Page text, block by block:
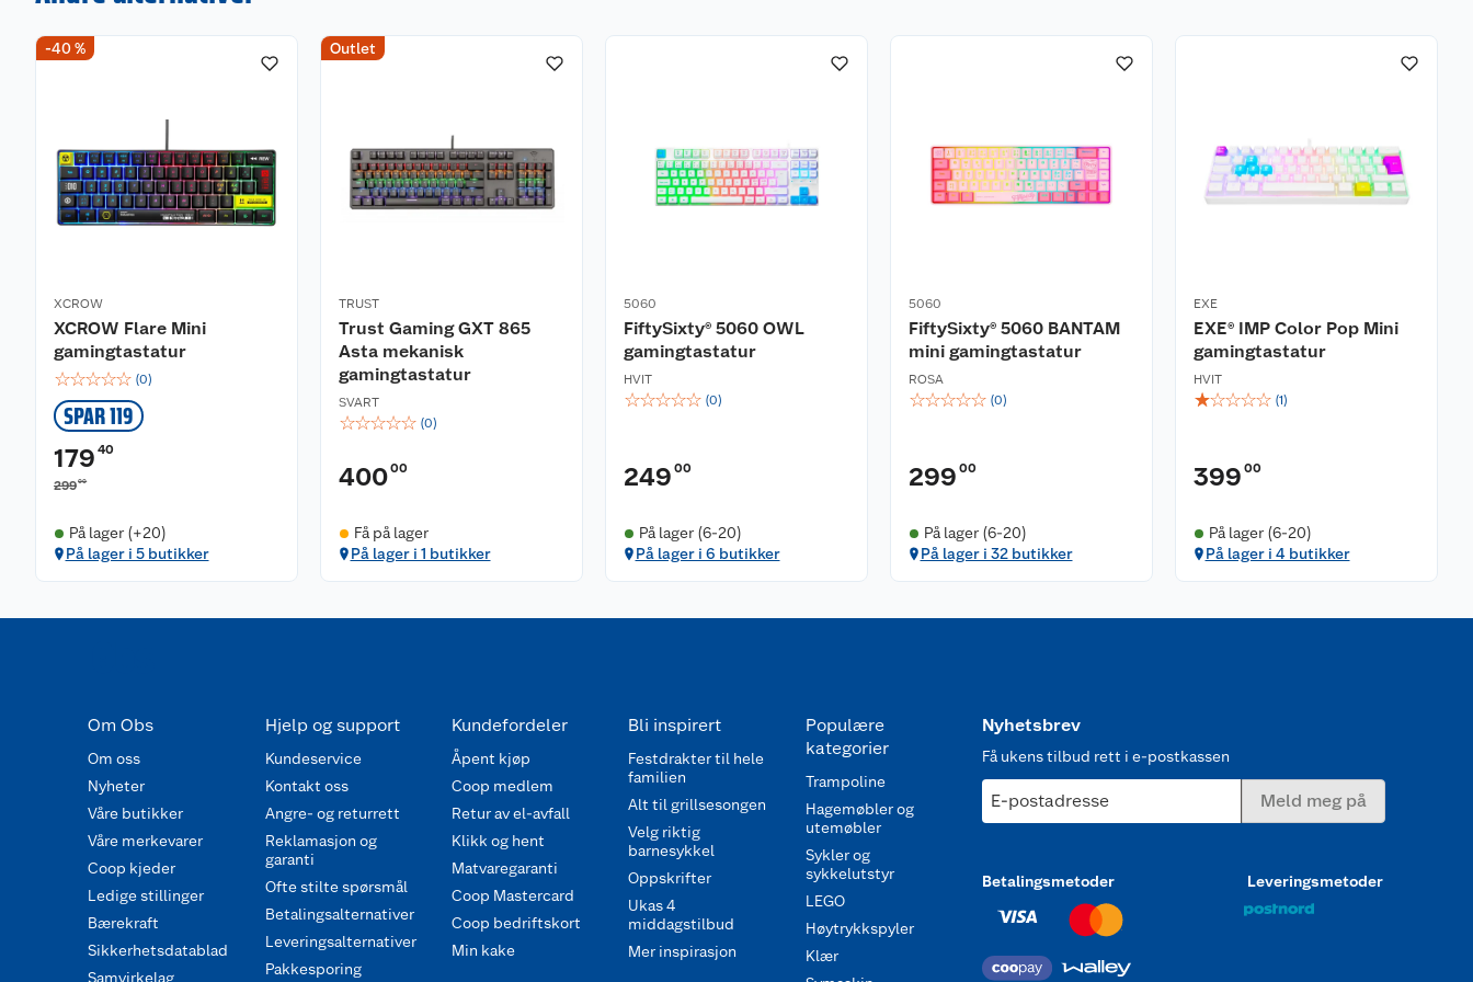
-40 %
XCROW
XCROW Flare Mini
gamingtastatur
☆☆☆☆☆ (0)
SPAR 119
179 40
29900
På lager (+20)
På lager i 5 butikker
Outlet
TRUST
Trust Gaming GXT 865
Asta mekanisk
gamingtastatur
SVART
☆☆☆☆☆ (0)
40000
Få på lager
På lager i 1 butikker
5060
FiftySixty® 5060 OWL
gamingtastatur
HVIT
☆☆☆☆☆ (0)
249 00
På lager (6-20)
På lager i 6 butikker
5060
FiftySixty® 5060 BANTAM
mini gamingtastatur
ROSA
☆☆☆☆☆ (0)
299 00
På lager (6-20)
På lager i 32 butikker
EXE
EXE® IMP Color Pop Mini
gamingtastatur
HVIT
☆☆☆☆☆ (1)
399 00
På lager (6-20)
På lager i 4 butikker
Om Obs
Om oss
Nyheter
Våre butikker
Våre merkevarer
Coop kjeder
Ledige stillinger
Bærekraft
Sikkerhetsdatablad
Samvirkelag
Hjelp og support
Kundeservice
Kontakt oss
Angre- og returrett
Reklamasjon og
garanti
Ofte stilte spørsmål
Betalingsalternativer
Leveringsalternativer
Pakkesporing
Kundefordeler
Åpent kjøp
Coop medlem
Retur av el-avfall
Klikk og hent
Matvaregaranti
Coop Mastercard
Coop bedriftskort
Min kake
Bli inspirert
Festdrakter til hele
familien
Alt til grillsesongen
Velg riktig
barnesykkel
Oppskrifter
Ukas 4
middagstilbud
Mer inspirasjon
Populære
kategorier
Trampoline
Hagemøbler og
utemøbler
Sykler og
sykkelutstyr
LEGO
Høytrykkspyler
Klær
Nyhetsbrev
Få ukens tilbud rett i e-postkassen
E-postadresse Meld meg på
Betalingsmetoder Leveringsmetoder